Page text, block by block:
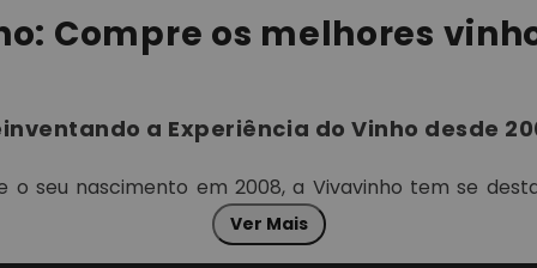
Compre os melhores
a Experiência do Vinho desde
o seu nascimento em 2008, a Vivavinho tem se
brasileiro de vinhos. Evoluindo de uma
para um varejo de vinho respeitado em 2017, a
Ver Mais